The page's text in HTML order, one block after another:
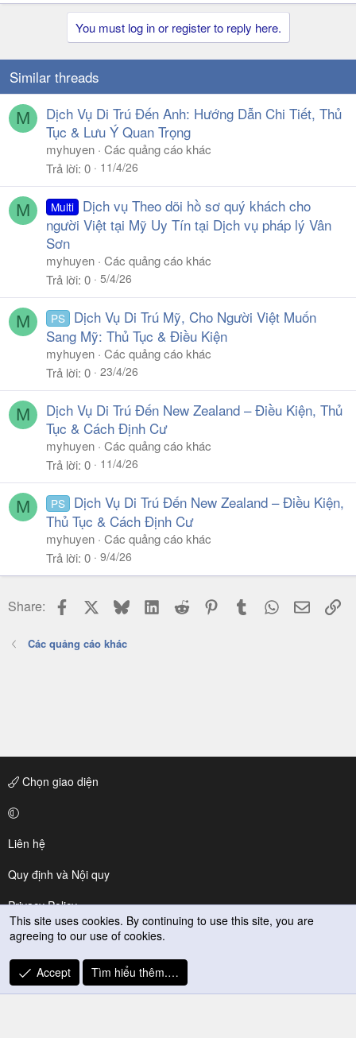
You must log in or register to reply here.
Similar threads
M
Dịch Vụ Di Trú Đến Anh: Hướng Dẫn Chi Tiết, Thủ
Tục & Lưu Ý Quan Trọng
myhuyen Các quảng cáo khác
Trả lời 0 11/4/26
M Multi
Dịch vụ Theo dõi hồ sơ quý khách cho
người Việt tại Mỹ Uy Tín tại Dịch vụ pháp lý Vân
Sơn
myhuyen Các quảng cáo khác
Trả lời 0 5/4/26
M PS
Dịch Vụ Di Trú Mỹ, Cho Người Việt Muốn
Sang Mỹ: Thủ Tục & Điều Kiện
myhuyen Các quảng cáo khác
Trả lời 0 23/4/26
M
Dịch Vụ Di Trú Đến New Zealand – Điều Kiện, Thủ
Tục & Cách Định Cư
myhuyen Các quảng cáo khác
Trả lời 0 11/4/26
M PS
Dịch Vụ Di Trú Đến New Zealand – Điều Kiện,
Thủ Tục & Cách Định Cư
myhuyen Các quảng cáo khác
Trả lời 0 9/4/26
Share: Facebook BlueskyLinkedIn
Reddit PinterestTumblr WhatsApp
Email
Các quảng cáo khác
Chọn giao diện
Liên hệ
Quy định và Nội quy
Privacy Policy
Trợ giúp
R
S
This site uses cookies. By continuing to use this site, you are
agreeing to our use of cookies.
Accept Tìm hiểu thêm.…